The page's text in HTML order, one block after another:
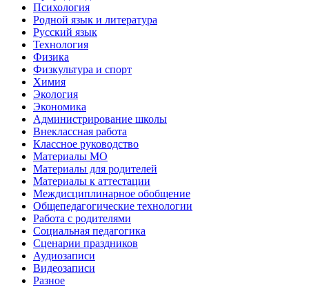
Психология
Родной язык и литература
Русский язык
Технология
Физика
Физкультура и спорт
Химия
Экология
Экономика
Администрирование школы
Внеклассная работа
Классное руководство
Материалы МО
Материалы для родителей
Материалы к аттестации
Междисциплинарное обобщение
Общепедагогические технологии
Работа с родителями
Социальная педагогика
Сценарии праздников
Аудиозаписи
Видеозаписи
Разное